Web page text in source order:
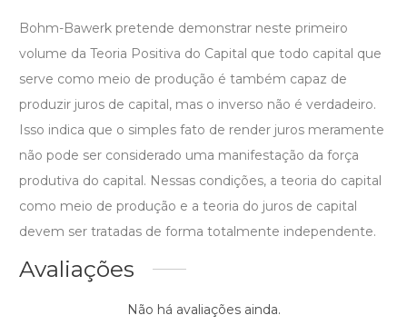
Bohm-Bawerk pretende demonstrar neste primeiro
volume da Teoria Positiva do Capital que todo capital que
serve como meio de produção é também capaz de
produzir juros de capital, mas o inverso não é verdadeiro.
Isso indica que o simples fato de render juros meramente
não pode ser considerado uma manifestação da força
produtiva do capital. Nessas condições, a teoria do capital
como meio de produção e a teoria do juros de capital
devem ser tratadas de forma totalmente independente.
Avaliações
Não há avaliações ainda.